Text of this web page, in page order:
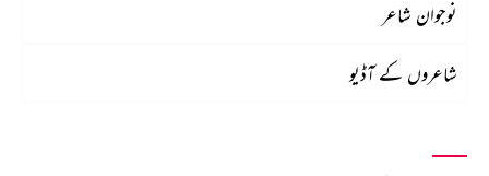
نوجوان شاعر
شاعروں کے آڈیو